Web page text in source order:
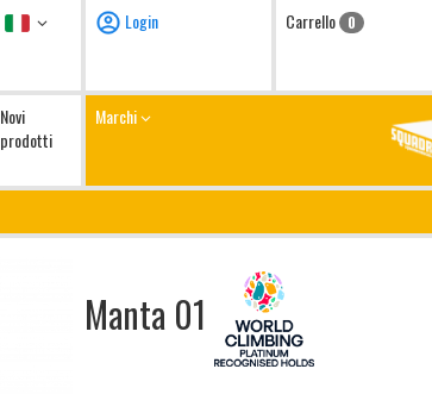
Lingua Login Carrello 0
Novi
prodotti
Marchi
Manta 01